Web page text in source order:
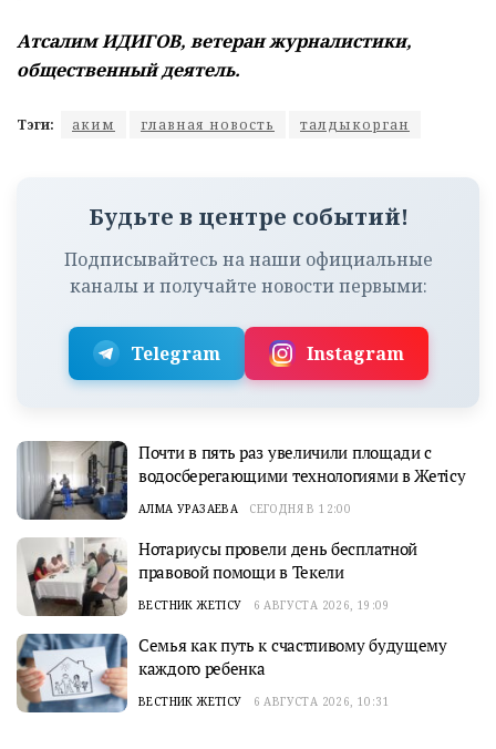
Атсалим ИДИГОВ, ветеран журналистики,
общественный деятель.
Тэги: аким главная новость талдыкорган
Будьте в центре событий!
Подписывайтесь на наши официальные
каналы и получайте новости первыми:
Telegram Instagram
Почти в пять раз увеличили площади с
водосберегающими технологиями в Жетісу
АЛМА УРАЗАЕВА СЕГОДНЯ В 12:00
Нотариусы провели день бесплатной
правовой помощи в Текели
ВЕСТНИК ЖЕТІСУ 6 АВГУСТА 2026, 19:09
Семья как путь к счастливому будущему
каждого ребенка
ВЕСТНИК ЖЕТІСУ 6 АВГУСТА 2026, 10:31